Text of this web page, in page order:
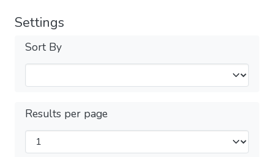
Settings
Sort By
Results per page